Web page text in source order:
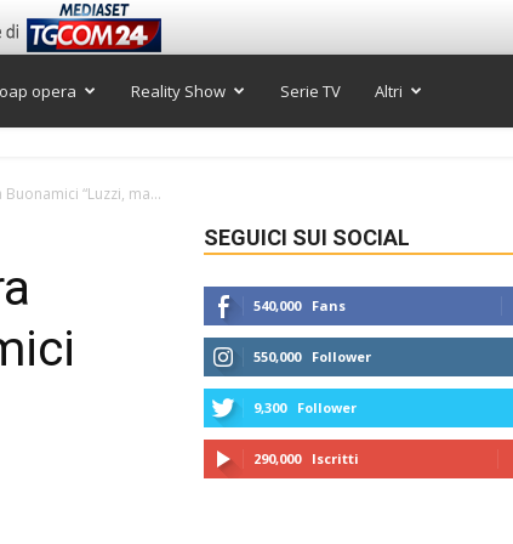
opera Reality Show Serie TV Altri
“Luzzi, ma...
SEGUICI SUI SOCIAL
540,000 Fans
550,000 Follower
9,300 Follower
290,000 Iscritti